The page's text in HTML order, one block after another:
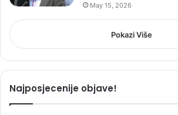
May 15, 2026
Pokazi Više
Najposjecenije objave!